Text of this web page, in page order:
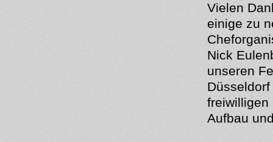
Vielen
einige zu
Nick
unseren
freiwilligen
Aufbau